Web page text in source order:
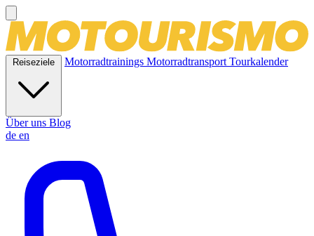
Reiseziele Motorradtrainings MotorradtransportTourkalender
Über uns Blog
de en